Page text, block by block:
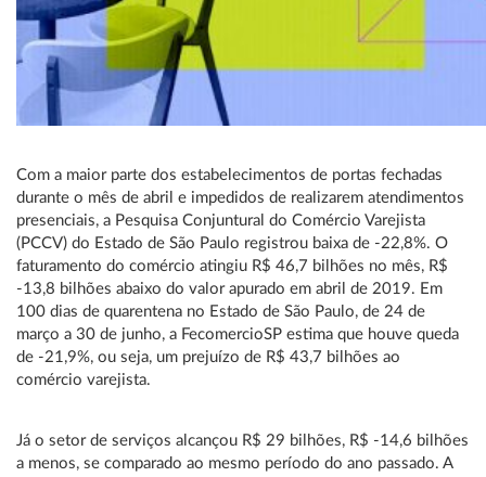
Com a maior parte dos estabelecimentos de portas fechadas
durante o mês de abril e impedidos de realizarem atendimentos
presenciais, a Pesquisa Conjuntural do Comércio Varejista
(PCCV) do Estado de São Paulo registrou baixa de -22,8%. O
faturamento do comércio atingiu R$ 46,7 bilhões no mês, R$
-13,8 bilhões abaixo do valor apurado em abril de 2019. Em
100 dias de quarentena no Estado de São Paulo, de 24 de
março a 30 de junho, a FecomercioSP estima que houve queda
de -21,9%, ou seja, um prejuízo de R$ 43,7 bilhões ao
comércio varejista.
Já o setor de serviços alcançou R$ 29 bilhões, R$ -14,6 bilhões
a menos, se comparado ao mesmo período do ano passado. A